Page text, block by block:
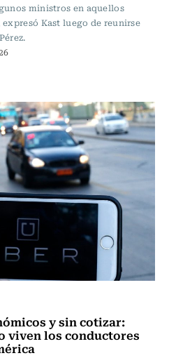
ministros en aquellos
Kast luego de reunirse
y sin cotizar:
viven los conductores